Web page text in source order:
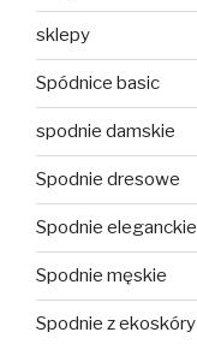
sklepy
Spódnice basic
spodnie damskie
Spodnie dresowe
Spodnie eleganckie
Spodnie męskie
Spodnie z ekoskóry